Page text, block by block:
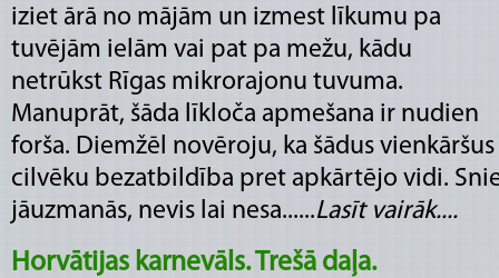
iziet ārā no mājām un izmest līkumu pa
tuvējām ielām vai pat pa mežu, kādu
netrūkst Rīgas mikrorajonu tuvuma.
Manuprāt, šāda līkloča apmešana ir nudien
forša. Diemžēl novēroju, ka šādus
cilvēku bezatbildība pret apkārtējo vidi.
jāuzmanās, nevis lai nesa......Lasīt vairāk....
Horvātijas karnevāls. Trešā daļa.